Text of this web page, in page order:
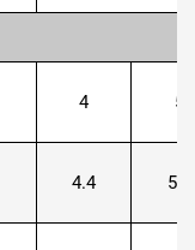
4 5
4.4 5.5